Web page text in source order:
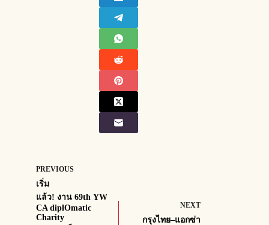
PREVIOUS
เริ่ม
แล้ว! งาน 69th YW
CA diplOmatic
Charity
NEXT
กรุงไทย–แอกซ่า